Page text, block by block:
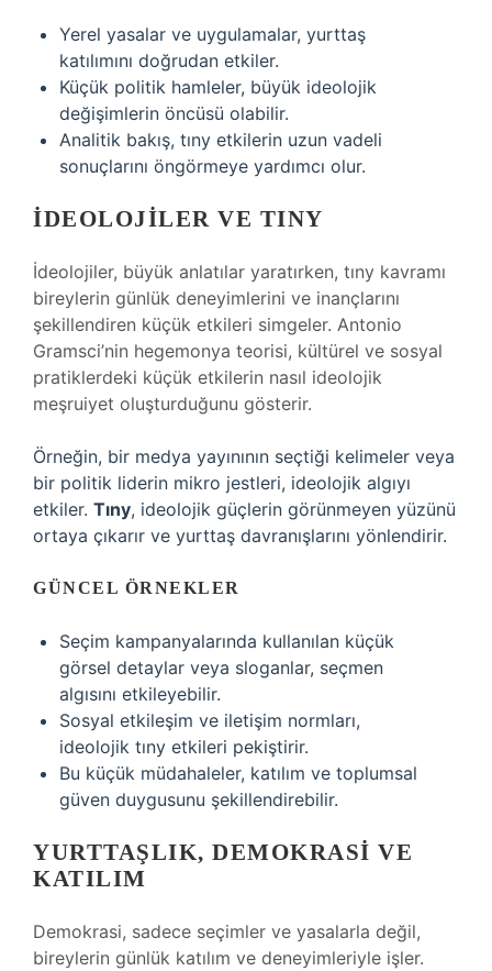
Yerel yasalar ve uygulamalar, yurttaş
katılımını doğrudan etkiler.
Küçük politik hamleler, büyük ideolojik
değişimlerin öncüsü olabilir.
Analitik bakış, tıny etkilerin uzun vadeli
sonuçlarını öngörmeye yardımcı olur.
İDEOLOJILER VE TINY
İdeolojiler, büyük anlatılar yaratırken, tıny kavramı
bireylerin günlük deneyimlerini ve inançlarını
şekillendiren küçük etkileri simgeler. Antonio
Gramsci’nin hegemonya teorisi, kültürel ve sosyal
pratiklerdeki küçük etkilerin nasıl ideolojik
meşruiyet oluşturduğunu gösterir.
Örneğin, bir medya yayınının seçtiği kelimeler veya
bir politik liderin mikro jestleri, ideolojik algıyı
etkiler. Tıny, ideolojik güçlerin görünmeyen yüzünü
ortaya çıkarır ve yurttaş davranışlarını yönlendirir.
GÜNCEL ÖRNEKLER
Seçim kampanyalarında kullanılan küçük
görsel detaylar veya sloganlar, seçmen
algısını etkileyebilir.
Sosyal etkileşim ve iletişim normları,
ideolojik tıny etkileri pekiştirir.
Bu küçük müdahaleler, katılım ve toplumsal
güven duygusunu şekillendirebilir.
YURTTAŞLIK, DEMOKRASI VE
KATILIM
Demokrasi, sadece seçimler ve yasalarla değil,
bireylerin günlük katılım ve deneyimleriyle işler.